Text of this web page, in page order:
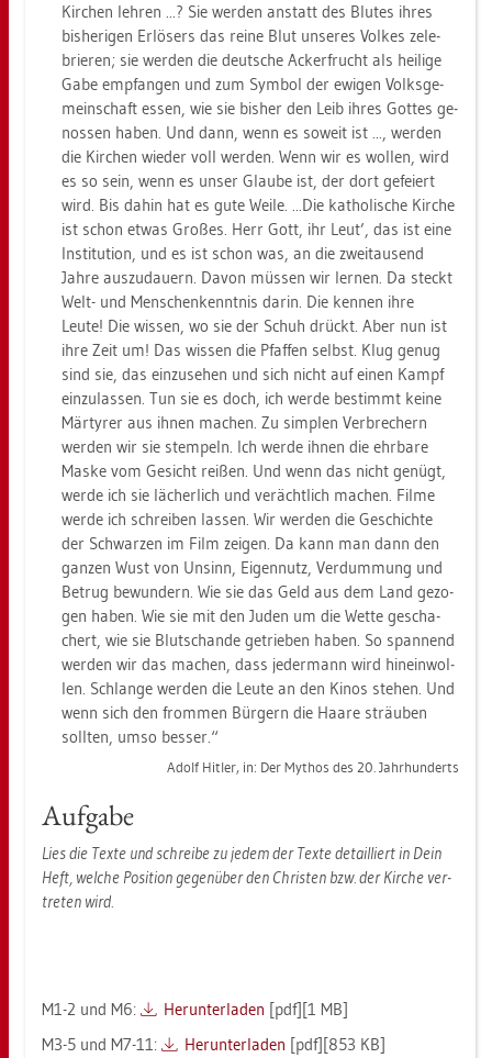
Kir­chen leh­ren ...? Sie wer­den an­statt des Blu­tes ihres
bis­he­ri­gen Er­lö­sers das reine Blut un­se­res Vol­kes ze­le­
brie­ren; sie wer­den die deut­sche Acker­frucht als hei­li­ge
Gabe emp­fan­gen und zum Sym­bol der ewi­gen Volks­ge­
mein­schaft essen, wie sie bis­her den Leib ihres Got­tes ge­
nos­sen haben. Und dann, wenn es so­weit ist ..., wer­den
die Kir­chen wie­der voll wer­den. Wenn wir es wol­len, wird
es so sein, wenn es unser Glau­be ist, der dort ge­fei­ert
wird. Bis dahin hat es gute Weile. ...​Die ka­tho­li­sche Kir­che
ist schon etwas Gro­ßes. Herr Gott, ihr Leut’, das ist eine
In­sti­tu­ti­on, und es ist schon was, an die zwei­tau­send
Jahre aus­zu­dau­ern. Davon müs­sen wir ler­nen. Da steckt
Welt- und Men­schen­kennt­nis darin. Die ken­nen ihre
Leute! Die wis­sen, wo sie der Schuh drückt. Aber nun ist
ihre Zeit um! Das wis­sen die Pfaf­fen selbst. Klug genug
sind sie, das ein­zu­se­hen und sich nicht auf einen Kampf
ein­zu­las­sen. Tun sie es doch, ich werde be­stimmt keine
Mär­ty­rer aus ihnen ma­chen. Zu sim­plen Ver­bre­chern
wer­den wir sie stem­peln. Ich werde ihnen die ehr­ba­re
Maske vom Ge­sicht rei­ßen. Und wenn das nicht ge­nügt,
werde ich sie lä­cher­lich und ver­ächt­lich ma­chen. Filme
werde ich schrei­ben las­sen. Wir wer­den die Ge­schich­te
der Schwar­zen im Film zei­gen. Da kann man dann den
gan­zen Wust von Un­sinn, Ei­gen­nutz, Ver­dum­mung und
Be­trug be­wun­dern. Wie sie das Geld aus dem Land ge­zo­
gen haben. Wie sie mit den Juden um die Wette ge­scha­
chert, wie sie Blut­schan­de ge­trie­ben haben. So span­nend
wer­den wir das ma­chen, dass je­der­mann wird hin­ein­wol­
len. Schlan­ge wer­den die Leute an den Kinos ste­hen. Und
wenn sich den from­men Bür­gern die Haare sträu­ben
soll­ten, umso bes­ser.“
Adolf Hit­ler, in: Der My­thos des 20. Jahr­hun­derts
Auf­ga­be
Lies die Texte und schrei­be zu jedem der Texte de­tail­liert in Dein
Heft, wel­che Po­si­ti­on ge­gen­über den Chris­ten bzw. der Kir­che ver­
tre­ten wird.
M1-2 und M6: Her­un­ter­la­den [pdf][1 MB]
M3-5 und M7-11:
Her­un­ter­la­den [pdf][853 KB]